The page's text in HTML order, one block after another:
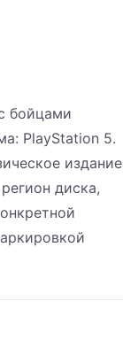
бойцами
PlayStation 5.
издание
диска,